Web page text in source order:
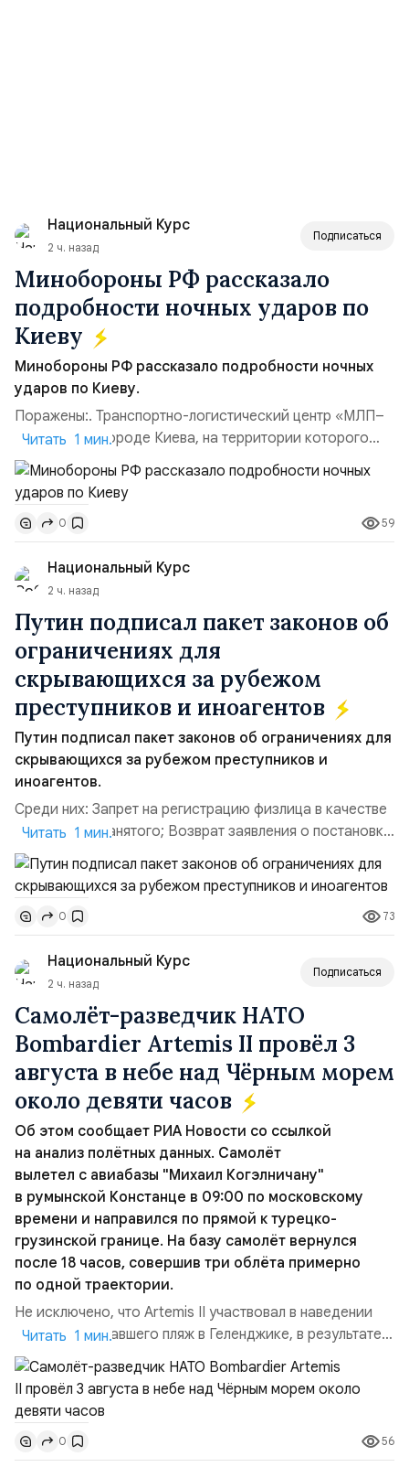
Национальный Курс
2 ч. назад
Подписаться
Минобороны РФ рассказало
подробности ночных ударов по
Киеву
Минобороны РФ рассказало подробности ночных
ударов по Киеву.
Поражены:. Транспортно-логистический центр «МЛП–
Чайка» в пригороде Киева, на территории которого
осуществлялось хранение, сборка а также запуск с
прилегающего полевого аэродром «Чайка»
дальнобойных БПЛА ВСУ; Складские помещения
«Транс-Логистик» в Оболонском районе г. Киев,
использовавшиеся для хранения военного
имущества ВСУ; Сортировочны...
Читать 1 мин.
0 59
Национальный Курс
2 ч. назад
Путин подписал пакет законов об
ограничениях для
скрывающихся за рубежом
преступников и иноагентов
Путин подписал пакет законов об ограничениях для
скрывающихся за рубежом преступников и
иноагентов.
Среди них: Запрет на регистрацию физлица в качестве
ИП или самозанятого; Возврат заявления о постановке
недвижимости на кадастровый учет; Ограничение
водительских прав; Запрет регистрации транспортных
средств и на заключение сделок по доверенности;
Отказ в заключении кредитного договора,
предоставлении государственных и муниципальных
услу...
Читать 1 мин.
0 73
Национальный Курс
2 ч. назад
Подписаться
Самолёт-разведчик НАТО
Bombardier Artemis II провёл 3
августа в небе над Чёрным морем
около девяти часов
Об этом сообщает РИА Новости со ссылкой
на анализ полётных данных. Самолёт
вылетел с авиабазы "Михаил Когэлничану"
в румынской Констанце в 09:00 по московскому
времени и направился по прямой к турецко-
грузинской границе. На базу самолёт вернулся
после 18 часов, совершив три облёта примерно
по одной траектории.
Не исключено, что Artemis II участвовал в наведении
дрона, атаковавшего пляж в Геленджике, в результате
чего погибло 7 человек, включая троих детей. Позже
турецкая газета Cumhuriyet сообщила об атаке
украинских дронов в Чёрном море на ️судно Nadezhda
под флагом Камеруна, перевозившее из турецкого
порта Самсун в Новороссийск свежие овощи и фрукты.
Читать 1 мин.
0 56